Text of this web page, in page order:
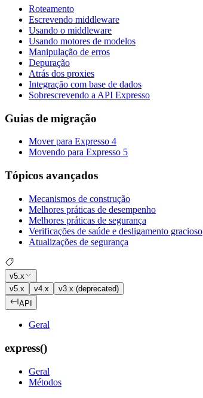
Roteamento
Escrevendo middleware
Usando o middleware
Usando motores de modelos
Manipulação de erros
Depuração
Atrás dos proxies
Integração com base de dados
Sobrescrevendo a API Expresso
Guias de migração
Mover para Expresso 4
Movendo para Expresso 5
Tópicos avançados
Mecanismos de construção
Melhores práticas de desempenho
Melhores práticas de segurança
Verificações de saúde e desligamento gracioso
Atualizações de segurança
v5.x
v5.x
v4.x
v3.x (deprecated)
API
Geral
express()
Geral
Métodos